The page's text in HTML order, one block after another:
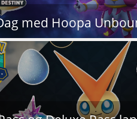
med Hoopa